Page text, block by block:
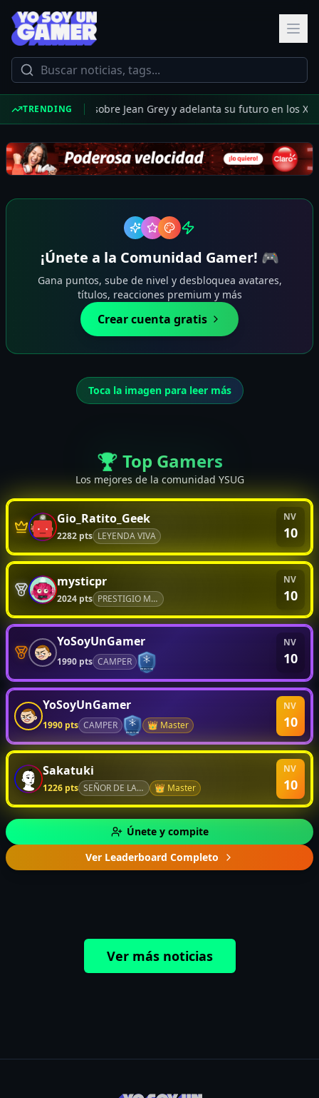
TRENDING
el silencio sobre Jean Grey y adelanta su futuro en los X-Men
¡Únete a la Comunidad Gamer! 🎮
Gana puntos, sube de nivel y desbloquea avatares,
títulos, reacciones premium y más
Crear cuenta gratis
Toca la imagen para leer más
🏆 Top Gamers
Los mejores de la comunidad YSUG
Gio_Ratito_Geek
2282 pts LEYENDA VIVA
NV
10
mysticpr
2024 pts PRESTIGIO MÁXIMO
NV
10
YoSoyUnGamer
1990 pts CAMPER
PRESTIGE
NV
10
YoSoyUnGamer
1990 pts CAMPER
PRESTIGE
👑 Master
NV
10
Sakatuki
1226 pts SEÑOR DE LA CENIZA 👑 Master
NV
10
Únete y compite
Ver Leaderboard Completo
Ver más noticias